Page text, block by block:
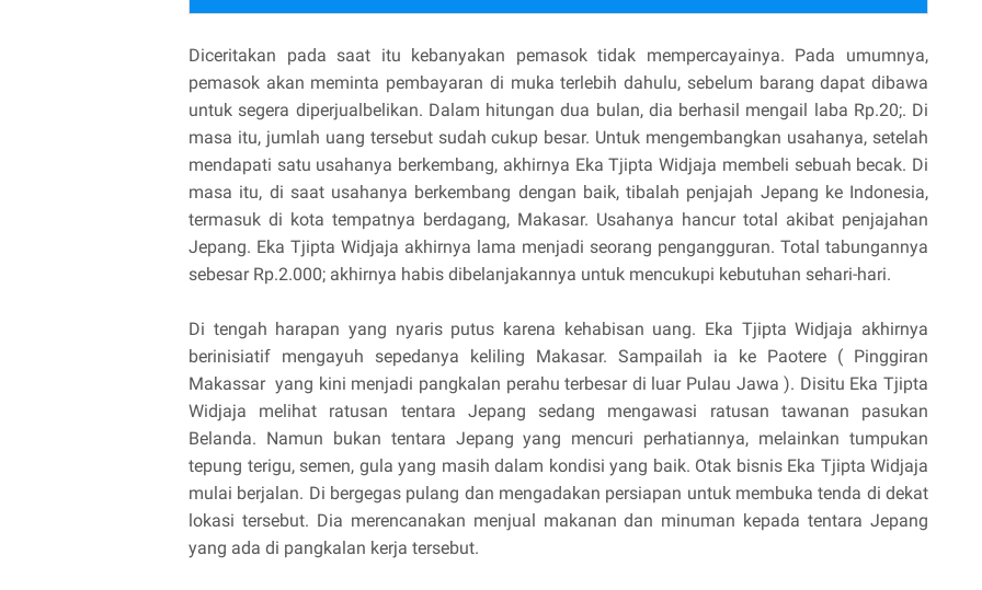
Diceritakan pada saat itu kebanyakan pemasok tidak mempercayainya. Pada umumnya,
pemasok akan meminta pembayaran di muka terlebih dahulu, sebelum barang dapat dibawa
untuk segera diperjualbelikan. Dalam hitungan dua bulan, dia berhasil mengail laba Rp.20;. Di
masa itu, jumlah uang tersebut sudah cukup besar. Untuk mengembangkan usahanya, setelah
mendapati satu usahanya berkembang, akhirnya Eka Tjipta Widjaja membeli sebuah becak. Di
masa itu, di saat usahanya berkembang dengan baik, tibalah penjajah Jepang ke Indonesia,
termasuk di kota tempatnya berdagang, Makasar. Usahanya hancur total akibat penjajahan
Jepang. Eka Tjipta Widjaja akhirnya lama menjadi seorang pengangguran. Total tabungannya
sebesar Rp.2.000; akhirnya habis dibelanjakannya untuk mencukupi kebutuhan sehari-hari.
Di tengah harapan yang nyaris putus karena kehabisan uang. Eka Tjipta Widjaja akhirnya
berinisiatif mengayuh sepedanya keliling Makasar. Sampailah ia ke Paotere ( Pinggiran
Makassar yang kini menjadi pangkalan perahu terbesar di luar Pulau Jawa ). Disitu Eka Tjipta
Widjaja melihat ratusan tentara Jepang sedang mengawasi ratusan tawanan pasukan
Belanda. Namun bukan tentara Jepang yang mencuri perhatiannya, melainkan tumpukan
tepung terigu, semen, gula yang masih dalam kondisi yang baik. Otak bisnis Eka Tjipta Widjaja
mulai berjalan. Di bergegas pulang dan mengadakan persiapan untuk membuka tenda di dekat
lokasi tersebut. Dia merencanakan menjual makanan dan minuman kepada tentara Jepang
yang ada di pangkalan kerja tersebut.